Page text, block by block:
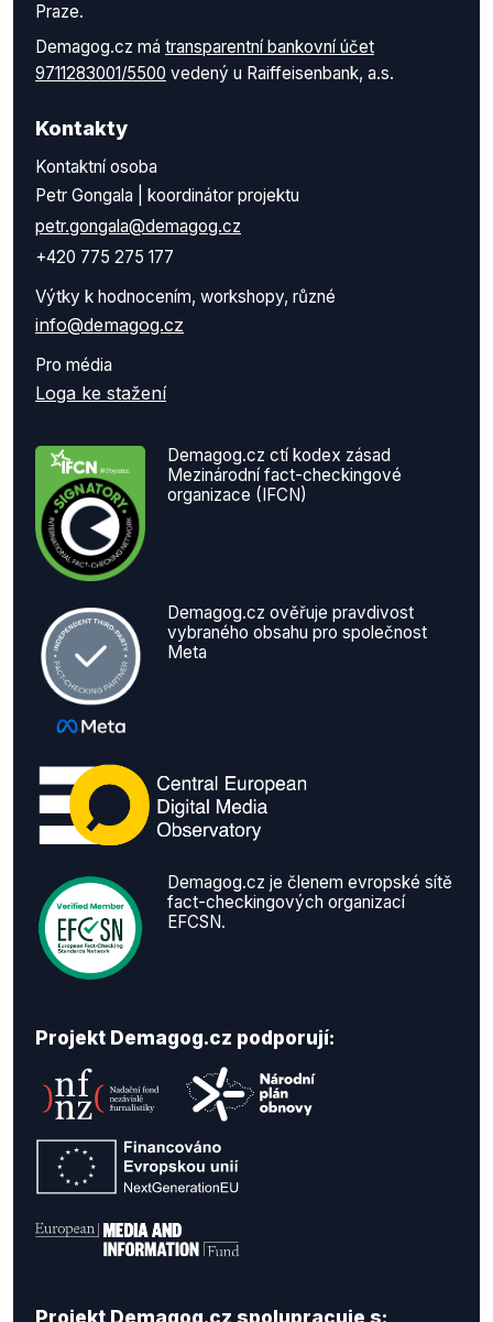
Praze.
Demagog.cz má transparentní bankovní účet
9711283001/5500 vedený u Raiffeisenbank, a.s.
Kontakty
Kontaktní osoba
Petr Gongala | koordinátor projektu
petr.gongala@demagog.cz
+420 775 275 177
Výtky k hodnocením, workshopy, různé
info@demagog.cz
Pro média
Loga ke stažení
Demagog.cz ctí kodex zásad
Mezinárodní fact-checkingové
organizace (IFCN)
Demagog.cz ověřuje pravdivost
vybraného obsahu pro společnost
Meta
Demagog.cz je členem evropské sítě
fact-checkingových organizací
EFCSN.
Projekt Demagog.cz podporují:
Projekt Demagog.cz spolupracuje s: